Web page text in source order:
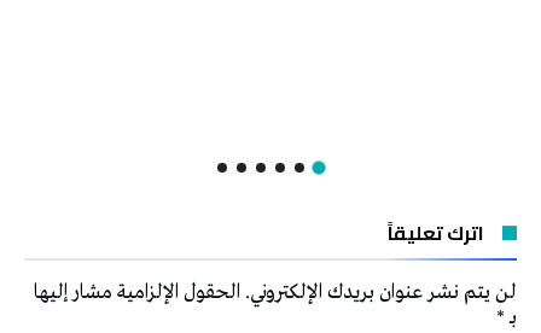
اترك تعليقاً
لن يتم نشر عنوان بريدك الإلكتروني. الحقول الإلزامية مشار إليها
بـ*